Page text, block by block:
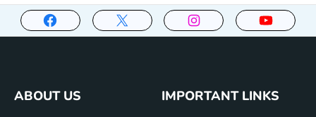
ABOUT US
IMPORTANT LINKS